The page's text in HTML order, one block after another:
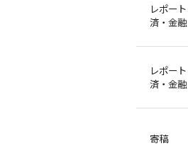
レポー
済・金融
レポー
済・金融
寄稿